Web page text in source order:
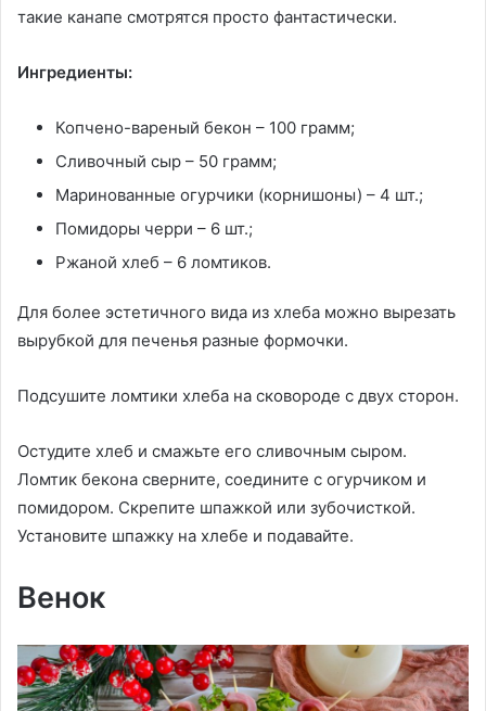
такие канапе смотрятся просто фантастически.
Ингредиенты:
Копчено-вареный бекон – 100 грамм;
Сливочный сыр – 50 грамм;
Маринованные огурчики (корнишоны) – 4 шт.;
Помидоры черри – 6 шт.;
Ржаной хлеб – 6 ломтиков.
Для более эстетичного вида из хлеба можно вырезать
вырубкой для печенья разные формочки.
Подсушите ломтики хлеба на сковороде с двух сторон.
Остудите хлеб и смажьте его сливочным сыром.
Ломтик бекона сверните, соедините с огурчиком и
помидором. Скрепите шпажкой или зубочисткой.
Установите шпажку на хлебе и подавайте.
Венок